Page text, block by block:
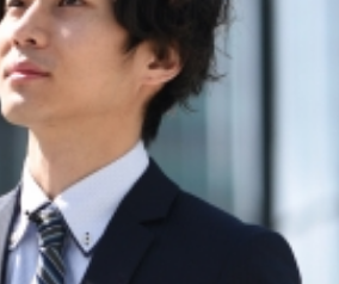
AIの精度最適化
Agentic AI / Realtime AI / RAG /